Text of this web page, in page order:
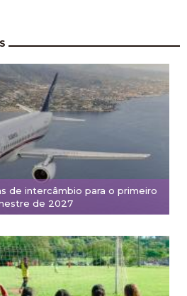
de intercâmbio para o primeiro
de 2027